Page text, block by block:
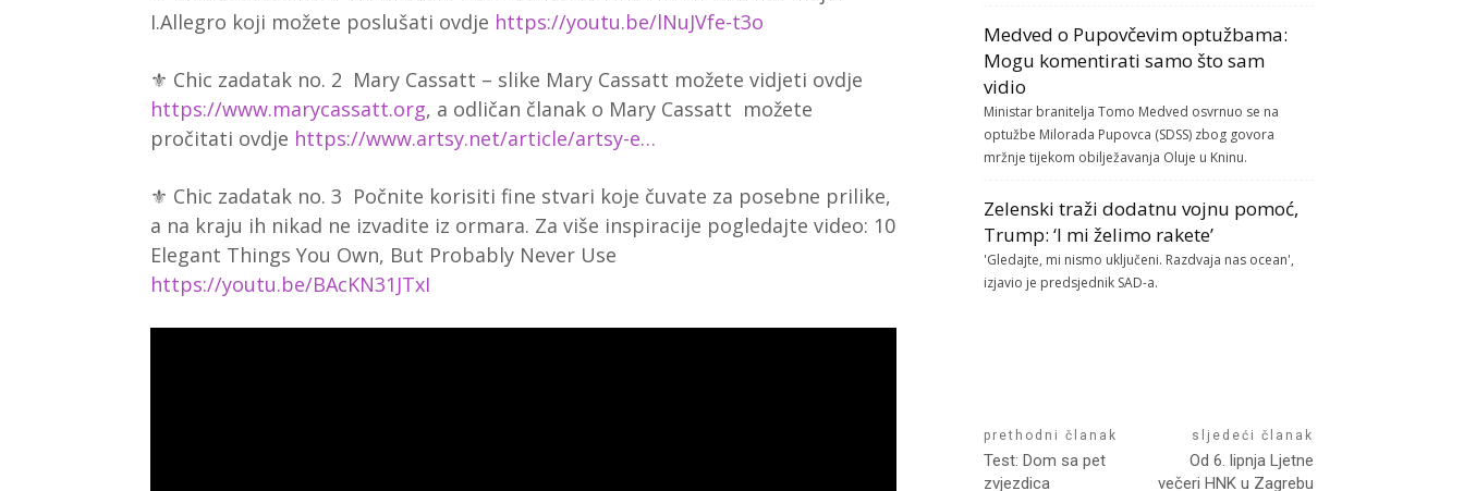
I.Allegro koji možete poslušati ovdje https://youtu.be/lNuJVfe-t3o
⚜️ Chic zadatak no. 2 Mary Cassatt – slike Mary Cassatt možete vidjeti ovdje
https://www.marycassatt.org, a odličan članak o Mary Cassatt možete
pročitati ovdje https://www.artsy.net/article/artsy-e…
⚜️ Chic zadatak no. 3 Počnite korisiti fine stvari koje čuvate za posebne prilike,
a na kraju ih nikad ne izvadite iz ormara. Za više inspiracije pogledajte video: 10
Elegant Things You Own, But Probably Never Use
https://youtu.be/BAcKN31JTxI
Medved o Pupovčevim optužbama:
Mogu komentirati samo što sam
vidio
Ministar branitelja Tomo Medved osvrnuo se na
optužbe Milorada Pupovca (SDSS) zbog govora
mržnje tijekom obilježavanja Oluje u Kninu.
Zelenski traži dodatnu vojnu pomoć,
Trump: ‘I mi želimo rakete’
'Gledajte, mi nismo uključeni. Razdvaja nas ocean',
izjavio je predsjednik SAD-a.
prethodni članak
Test: Dom sa pet
zvjezdica
sljedeći članak
Od 6. lipnja Ljetne
večeri HNK u Zagrebu